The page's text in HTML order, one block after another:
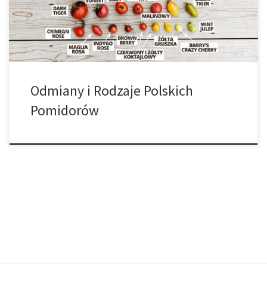
największym zainteresowaniem. Dzięki temu, zdecydowanie
łatwiej będzie […]
Odmiany i Rodzaje Polskich
Pomidorów